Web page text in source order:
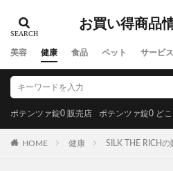
お買い得商品
美容 健康 食品 ペット サービス
ポテンツァ錠0 販売店 ポテンツァ錠0 ど
HOME 健康 SILK THE RICH